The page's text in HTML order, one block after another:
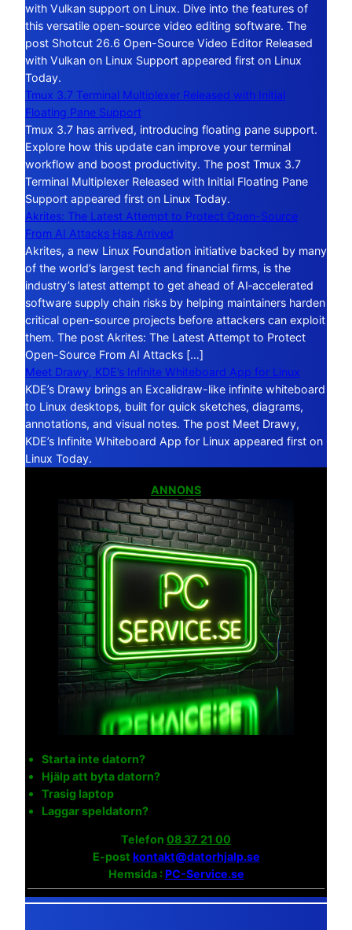
with Vulkan support on Linux. Dive into the features of
this versatile open-source video editing software. The
post Shotcut 26.6 Open-Source Video Editor Released
with Vulkan on Linux Support appeared first on Linux
Today.
Tmux 3.7 Terminal Multiplexer Released with Initial
Floating Pane Support
Tmux 3.7 has arrived, introducing floating pane support.
Explore how this update can improve your terminal
workflow and boost productivity. The post Tmux 3.7
Terminal Multiplexer Released with Initial Floating Pane
Support appeared first on Linux Today.
Akrites: The Latest Attempt to Protect Open-Source
From AI Attacks Has Arrived
Akrites, a new Linux Foundation initiative backed by many
of the world’s largest tech and financial firms, is the
industry’s latest attempt to get ahead of AI‑accelerated
software supply chain risks by helping maintainers harden
critical open-source projects before attackers can exploit
them. The post Akrites: The Latest Attempt to Protect
Open-Source From AI Attacks […]
Meet Drawy, KDE’s Infinite Whiteboard App for Linux
KDE’s Drawy brings an Excalidraw-like infinite whiteboard
to Linux desktops, built for quick sketches, diagrams,
annotations, and visual notes. The post Meet Drawy,
KDE’s Infinite Whiteboard App for Linux appeared first on
Linux Today.
ANNONS
Starta inte datorn?
Hjälp att byta datorn?
Trasig laptop
Laggar speldatorn?
Telefon 08 37 21 00
E-post kontakt@datorhjalp.se
Hemsida :PC-Service.se